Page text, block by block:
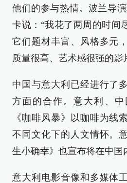
他们的参与热情。波兰导
卡说：“我花了两周的时间
它们题材丰富、风格多元
质量很高、艺术感很强的影
中国与意大利已经进行了
方面的合作。意大利、
《咖啡风暴》以咖啡为线
不同文化下的人文情怀。
生小确幸》也宣布将在中国
意大利电影音像和多媒体